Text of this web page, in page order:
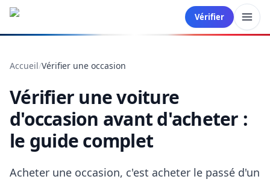
Vérifier
Accueil/Vérifier une occasion
Vérifier une voiture
d'occasion avant d'acheter :
le guide complet
Acheter une occasion, c'est acheter le passé d'un